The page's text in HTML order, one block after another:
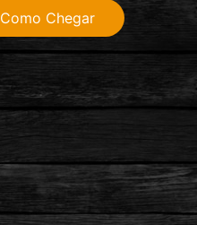
Como Chegar